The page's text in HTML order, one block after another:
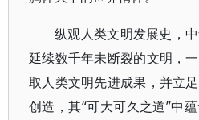
纵观人类文明发展史，
延续数千年未断裂的文明，
取人类文明先进成果，并立
创造，其“可大可久之道”中